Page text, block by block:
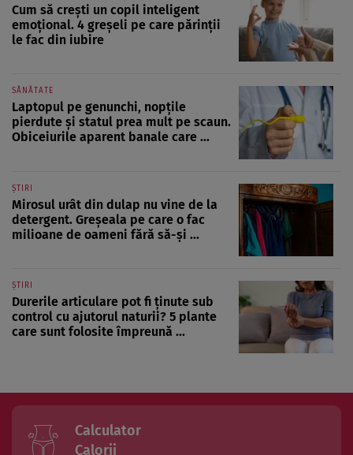
Cum să crești un copil inteligent
emoțional. 4 greșeli pe care părinții
le fac din iubire
SĂNĂTATE
Laptopul pe genunchi, nopțile
pierdute și statul prea mult pe scaun.
Obiceiurile aparent banale care ...
ȘTIRI
Mirosul urât din dulap nu vine de la
detergent. Greșeala pe care o fac
milioane de oameni fără să-și ...
ȘTIRI
Durerile articulare pot fi ținute sub
control cu ajutorul naturii? 5 plante
care sunt folosite împreună ...
Calculator
Calorii